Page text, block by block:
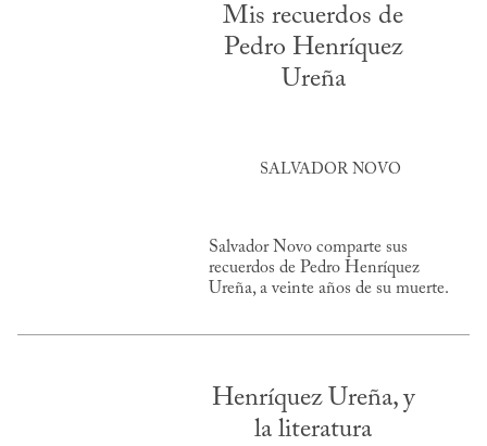
Mis recuerdos de
Pedro Henríquez
Ureña
SALVADOR NOVO
Salvador Novo comparte sus
recuerdos de Pedro Henríquez
Ureña, a veinte años de su muerte.
Henríquez Ureña, y
la literatura